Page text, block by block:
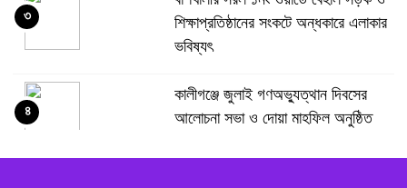
শিক্ষাপ্রতিষ্ঠানের সংকটে অন্ধকারে এলাকার
ভবিষ্যৎ
৩
কালীগঞ্জে জুলাই গণঅভ্যুত্থান দিবসের
আলোচনা সভা ও দোয়া মাহফিল অনুষ্ঠিত
৪